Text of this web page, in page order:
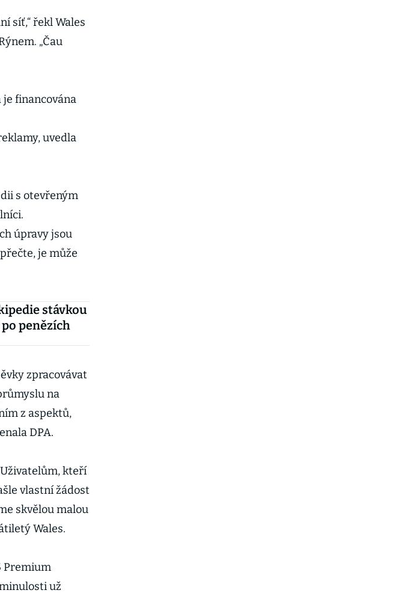
síť,“ řekl Wales
„Čau
financována
uvedla
s otevřeným
úpravy jsou
je může
stávkou
penězích
zpracovávat
na
z aspektů,
DPA.
kteří
vlastní žádost
skvělou malou
Wales.
Premium
už